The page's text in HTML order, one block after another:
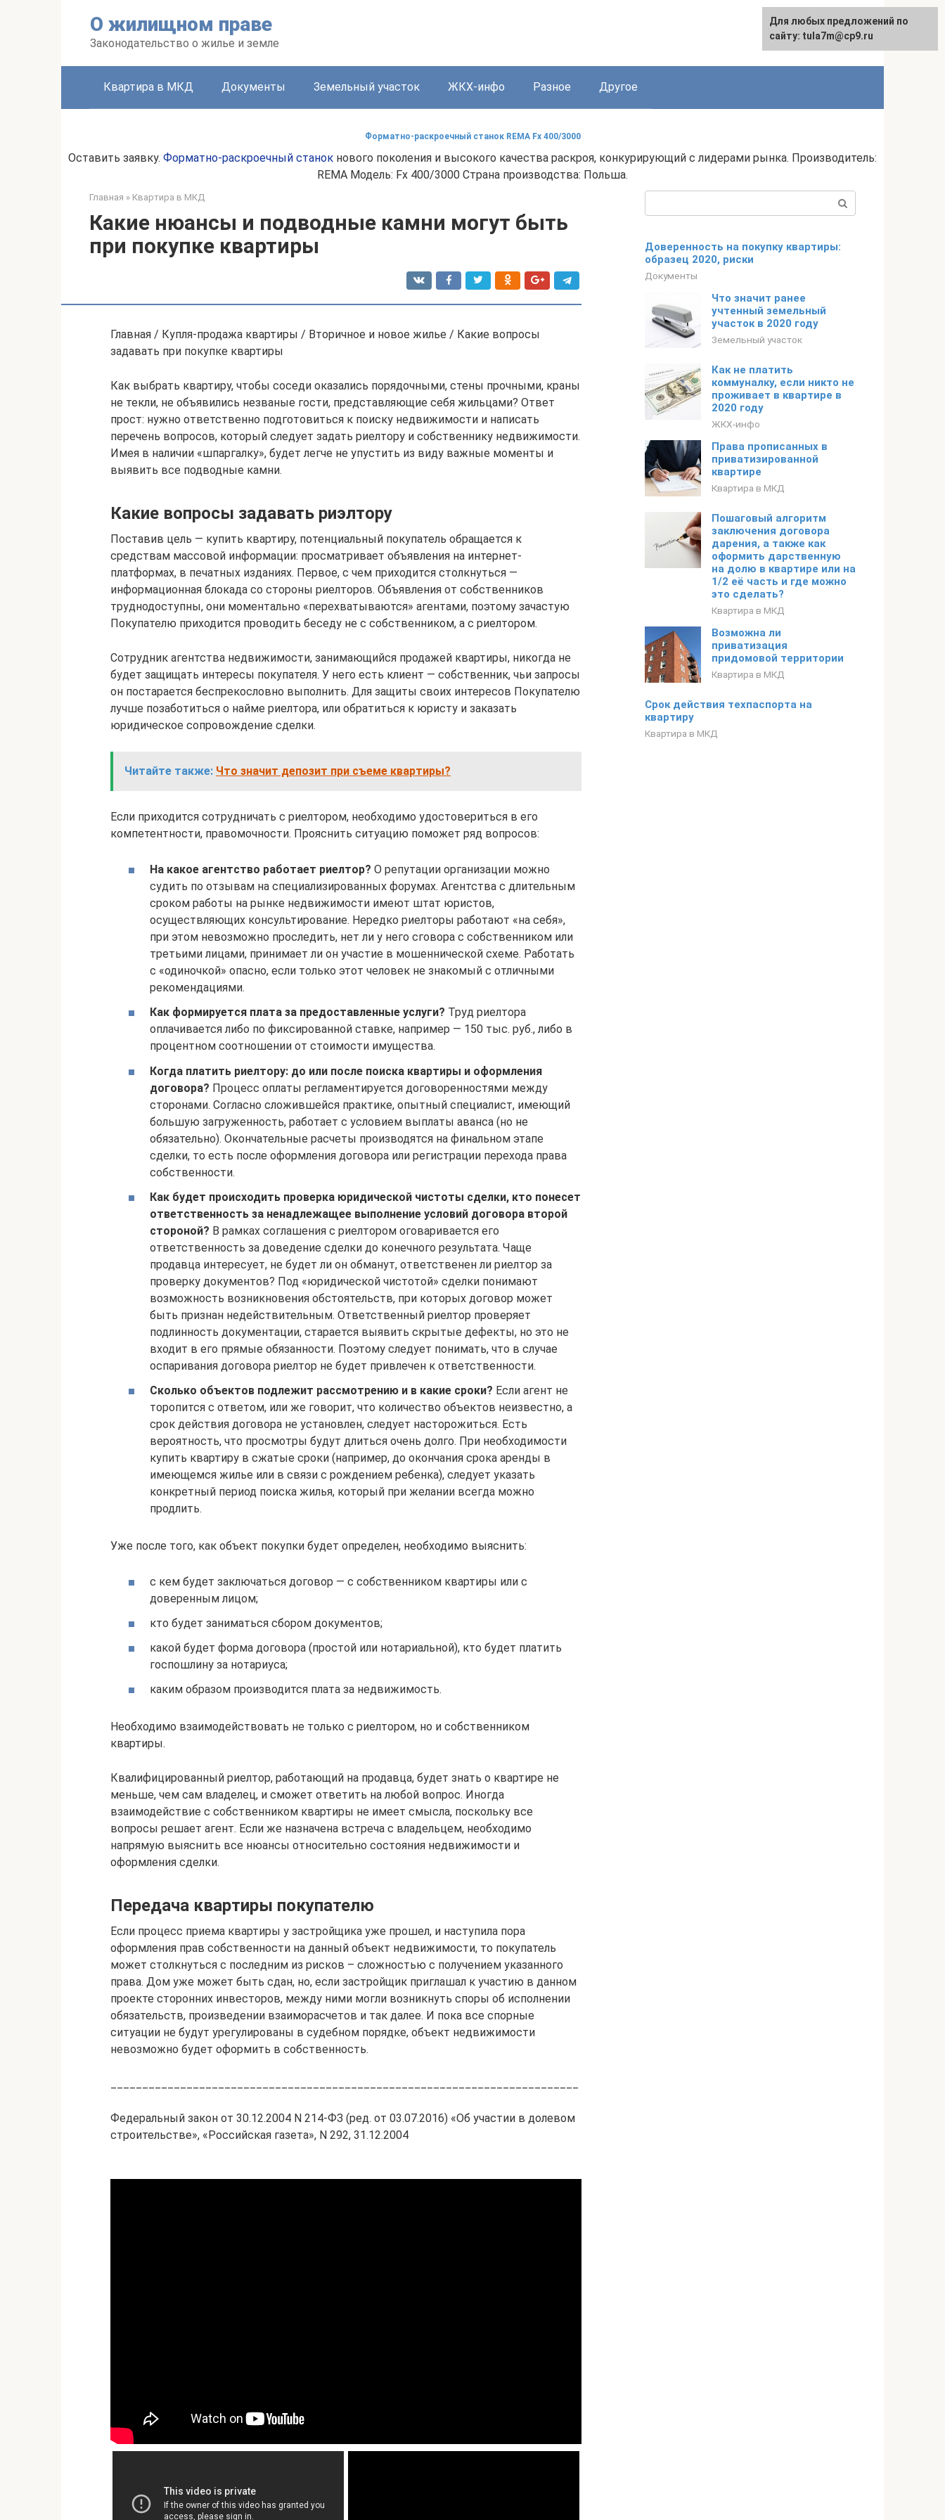
О жилищном праве
Законодательство о жилье и земле
Квартира в МКД Документы Земельный участок ЖКХ-инфо Разное Другое
Форматно-раскроечный станок REMA Fх 400/3000
Оставить заявку. Форматно-раскроечный станок нового поколения и высокого качества раскроя, конкурирующий с лидерами рынка. Производитель:
REMA Модель: Fх 400/3000 Страна производства: Польша.
Главная » Квартира в МКД
Какие нюансы и подводные камни могут быть
при покупке квартиры
Главная / Купля-продажа квартиры / Вторичное и новое жилье / Какие вопросы
задавать при покупке квартиры
Как выбрать квартиру, чтобы соседи оказались порядочными, стены прочными, краны
не текли, не объявились незваные гости, представляющие себя жильцами? Ответ
прост: нужно ответственно подготовиться к поиску недвижимости и написать
перечень вопросов, который следует задать риелтору и собственнику недвижимости.
Имея в наличии «шпаргалку», будет легче не упустить из виду важные моменты и
выявить все подводные камни.
Какие вопросы задавать риэлтору
Поставив цель — купить квартиру, потенциальный покупатель обращается к
средствам массовой информации: просматривает объявления на интернет-
платформах, в печатных изданиях. Первое, с чем приходится столкнуться —
информационная блокада со стороны риелторов. Объявления от собственников
труднодоступны, они моментально «перехватываются» агентами, поэтому зачастую
Покупателю приходится проводить беседу не с собственником, а с риелтором.
Сотрудник агентства недвижимости, занимающийся продажей квартиры, никогда не
будет защищать интересы покупателя. У него есть клиент — собственник, чьи запросы
он постарается беспрекословно выполнить. Для защиты своих интересов Покупателю
лучше позаботиться о найме риелтора, или обратиться к юристу и заказать
юридическое сопровождение сделки.
Читайте также: Что значит депозит при съеме квартиры?
Если приходится сотрудничать с риелтором, необходимо удостовериться в его
компетентности, правомочности. Прояснить ситуацию поможет ряд вопросов:
На какое агентство работает риелтор? О репутации организации можно
судить по отзывам на специализированных форумах. Агентства с длительным
сроком работы на рынке недвижимости имеют штат юристов,
осуществляющих консультирование. Нередко риелторы работают «на себя»,
при этом невозможно проследить, нет ли у него сговора с собственником или
третьими лицами, принимает ли он участие в мошеннической схеме. Работать
с «одиночкой» опасно, если только этот человек не знакомый с отличными
рекомендациями.
Как формируется плата за предоставленные услуги? Труд риелтора
оплачивается либо по фиксированной ставке, например — 150 тыс. руб., либо в
процентном соотношении от стоимости имущества.
Когда платить риелтору: до или после поиска квартиры и оформления
договора? Процесс оплаты регламентируется договоренностями между
сторонами. Согласно сложившейся практике, опытный специалист, имеющий
большую загруженность, работает с условием выплаты аванса (но не
обязательно). Окончательные расчеты производятся на финальном этапе
сделки, то есть после оформления договора или регистрации перехода права
собственности.
Как будет происходить проверка юридической чистоты сделки, кто понесет
ответственность за ненадлежащее выполнение условий договора второй
стороной? В рамках соглашения с риелтором оговаривается его
ответственность за доведение сделки до конечного результата. Чаще
продавца интересует, не будет ли он обманут, ответственен ли риелтор за
проверку документов? Под «юридической чистотой» сделки понимают
возможность возникновения обстоятельств, при которых договор может
быть признан недействительным. Ответственный риелтор проверяет
подлинность документации, старается выявить скрытые дефекты, но это не
входит в его прямые обязанности. Поэтому следует понимать, что в случае
оспаривания договора риелтор не будет привлечен к ответственности.
Сколько объектов подлежит рассмотрению и в какие сроки? Если агент не
торопится с ответом, или же говорит, что количество объектов неизвестно, а
срок действия договора не установлен, следует насторожиться. Есть
вероятность, что просмотры будут длиться очень долго. При необходимости
купить квартиру в сжатые сроки (например, до окончания срока аренды в
имеющемся жилье или в связи с рождением ребенка), следует указать
конкретный период поиска жилья, который при желании всегда можно
продлить.
Уже после того, как объект покупки будет определен, необходимо выяснить:
с кем будет заключаться договор — с собственником квартиры или с
доверенным лицом;
кто будет заниматься сбором документов;
какой будет форма договора (простой или нотариальной), кто будет платить
госпошлину за нотариуса;
каким образом производится плата за недвижимость.
Необходимо взаимодействовать не только с риелтором, но и собственником
квартиры.
Квалифицированный риелтор, работающий на продавца, будет знать о квартире не
меньше, чем сам владелец, и сможет ответить на любой вопрос. Иногда
взаимодействие с собственником квартиры не имеет смысла, поскольку все
вопросы решает агент. Если же назначена встреча с владельцем, необходимо
напрямую выяснить все нюансы относительно состояния недвижимости и
оформления сделки.
Передача квартиры покупателю
Если процесс приема квартиры у застройщика уже прошел, и наступила пора
оформления прав собственности на данный объект недвижимости, то покупатель
может столкнуться с последним из рисков – сложностью с получением указанного
права. Дом уже может быть сдан, но, если застройщик приглашал к участию в данном
проекте сторонних инвесторов, между ними могли возникнуть споры об исполнении
обязательств, произведении взаиморасчетов и так далее. И пока все спорные
ситуации не будут урегулированы в судебном порядке, объект недвижимости
невозможно будет оформить в собственность.
Федеральный закон от 30.12.2004 N 214-ФЗ (ред. от 03.07.2016) «Об участии в долевом
строительстве», «Российская газета», N 292, 31.12.2004
Доверенность на покупку квартиры:
образец 2020, риски
Документы
Что значит ранее
учтенный земельный
участок в 2020 году
Земельный участок
Как не платить
коммуналку, если никто не
проживает в квартире в
2020 году
ЖКХ-инфо
Права прописанных в
приватизированной
квартире
Квартира в МКД
Пошаговый алгоритм
заключения договора
дарения, а также как
оформить дарственную
на долю в квартире или на
1/2 её часть и где можно
это сделать?
Квартира в МКД
Возможна ли
приватизация
придомовой территории
Квартира в МКД
Срок действия техпаспорта на
квартиру
Квартира в МКД
Для любых предложений по
сайту: tula7m@cp9.ru